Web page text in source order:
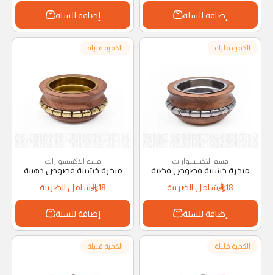
إضافة للسلة إضافة للسلة
الكمية قليلة
قسم الاكسسوارات
مبخرة خشبية فصوص فضية
18
شامل الضريبة
إضافة للسلة
الكمية قليلة
قسم الاكسسوارات
مبخرة خشبية فصوص ذهبية
18
شامل الضريبة
إضافة للسلة
الكمية قليلة الكمية قليلة